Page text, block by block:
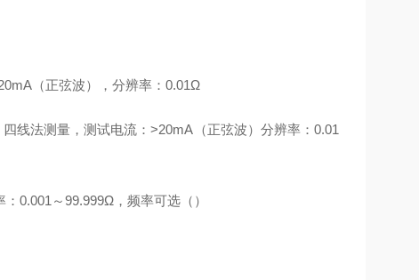
（正弦波），分辨率：0.01Ω
线法测量，测试电流：>20mA（正弦波）分辨率：0.01
0.001～99.999Ω，频率可选（）